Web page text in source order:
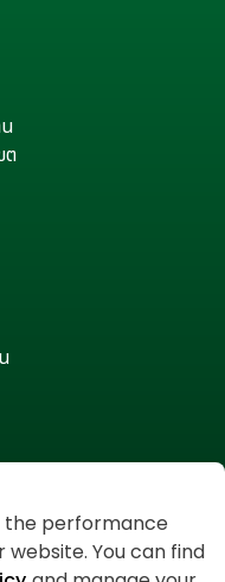
ต
the performance
You can find